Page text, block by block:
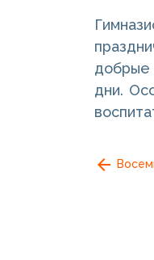
добрые
дни.